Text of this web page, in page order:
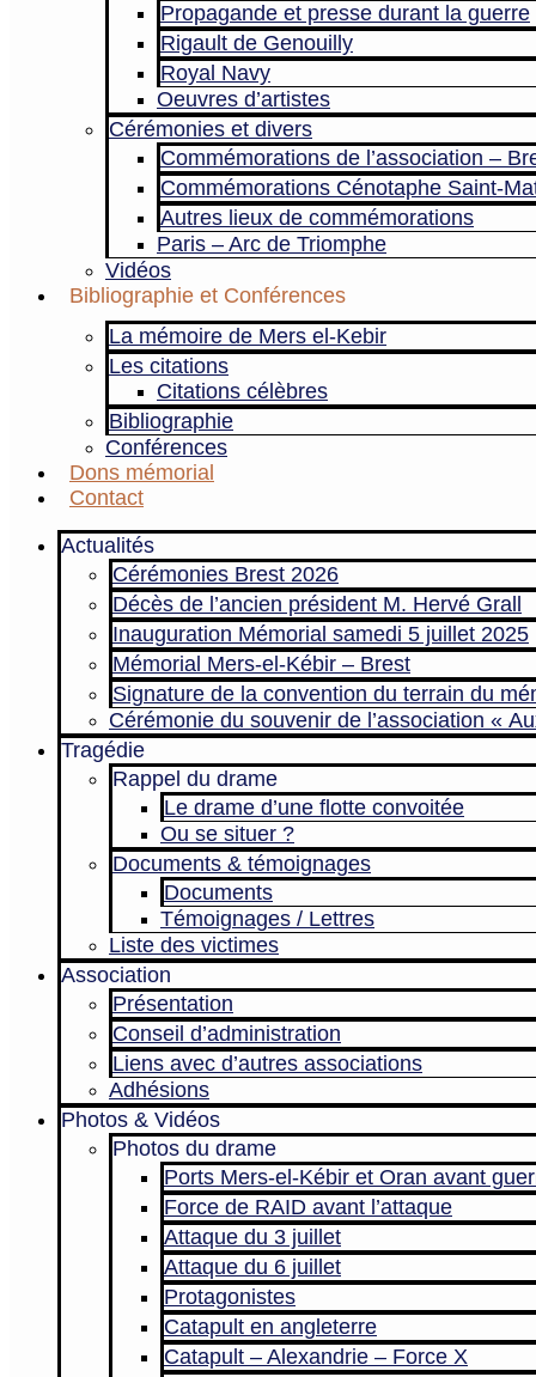
Propagande et presse durant la guerre
Rigault de Genouilly
Royal Navy
Oeuvres d’artistes
Cérémonies et divers
Commémorations de l’association –
Commémorations Cénotaphe Saint-
Autres lieux de commémorations
Paris – Arc de Triomphe
Vidéos
Bibliographie et Conférences
La mémoire de Mers el-Kebir
Les citations
Citations célèbres
Bibliographie
Conférences
Dons mémorial
Contact
Actualités
Cérémonies Brest 2026
Décès de l’ancien président M. Hervé Grall
Inauguration Mémorial samedi 5 juillet 2025
Mémorial Mers-el-Kébir – Brest
Signature de la convention du terrain du
Cérémonie du souvenir de l’association «
Tragédie
Rappel du drame
Le drame d’une flotte convoitée
Ou se situer ?
Documents & témoignages
Documents
Témoignages / Lettres
Liste des victimes
Association
Présentation
Conseil d’administration
Liens avec d’autres associations
Adhésions
Photos & Vidéos
Photos du drame
Ports Mers-el-Kébir et Oran avant
Force de RAID avant l’attaque
Attaque du 3 juillet
Attaque du 6 juillet
Protagonistes
Catapult en angleterre
Catapult – Alexandrie – Force X